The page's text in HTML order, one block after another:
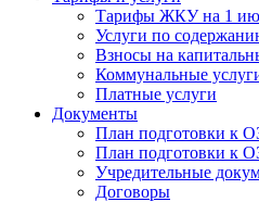
Тарифы ЖКУ на 1
Услуги по
Взносы на
Коммунальные
Платные услуги
Документы
План подготовки к
План подготовки к
Учредительные
Договоры